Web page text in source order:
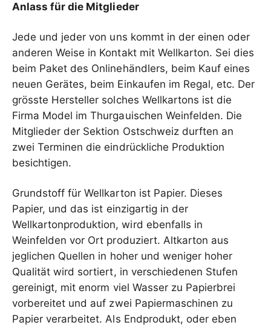
Anlass für die Mitglieder
Jede und jeder von uns kommt in der einen oder
anderen Weise in Kontakt mit Wellkarton. Sei dies
beim Paket des Onlinehändlers, beim Kauf eines
neuen Gerätes, beim Einkaufen im Regal, etc. Der
grösste Hersteller solches Wellkartons ist die
Firma Model im Thurgauischen Weinfelden. Die
Mitglieder der Sektion Ostschweiz durften an
zwei Terminen die eindrückliche Produktion
besichtigen.
Grundstoff für Wellkarton ist Papier. Dieses
Papier, und das ist einzigartig in der
Wellkartonproduktion, wird ebenfalls in
Weinfelden vor Ort produziert. Altkarton aus
jeglichen Quellen in hoher und weniger hoher
Qualität wird sortiert, in verschiedenen Stufen
gereinigt, mit enorm viel Wasser zu Papierbrei
vorbereitet und auf zwei Papiermaschinen zu
Papier verarbeitet. Als Endprodukt, oder eben